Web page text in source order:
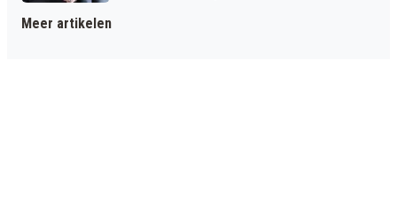
Meer artikelen